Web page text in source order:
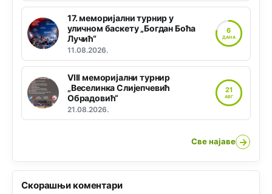
17. меморијални турнир у
уличном баскету „Богдан Боћа
Лучић“
11.08.2026.
6
ДАНА
VIII меморијални турнир
„Веселинка Слијепчевић
Обрадовић“
21.08.2026.
21
АВГ
Све најаве →
Скорашњи коментари